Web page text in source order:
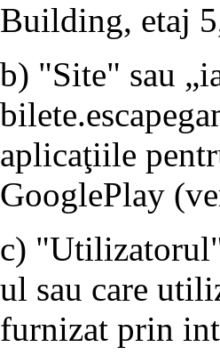
Building, etaj
b) "Site" sau
aplicaţiile
GooglePlay
c) "Utilizatorul"
ul sau care
furnizat prin